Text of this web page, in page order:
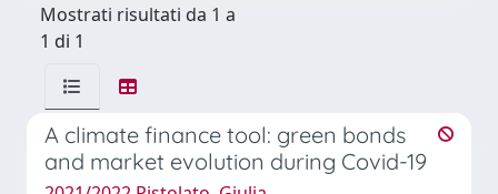
Mostrati risultati da 1 a
1 di 1
A climate finance tool: green bonds
and market evolution during Covid-19